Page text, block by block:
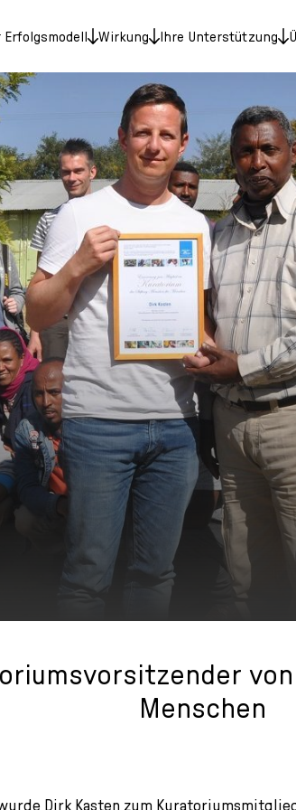
Erfolgsmodell Wirkung Ihre Unterstützung
Menschen
Dirk Kasten zum